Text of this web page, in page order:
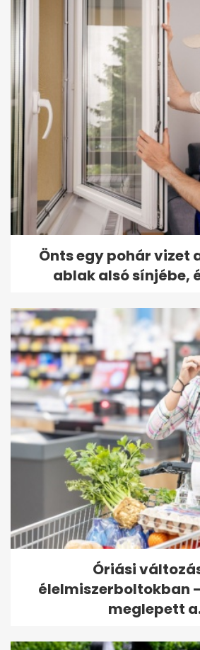
Önts egy pohár vizet
ablak alsó sínjébe,
Óriási
élelmiszerboltokban
meglepett